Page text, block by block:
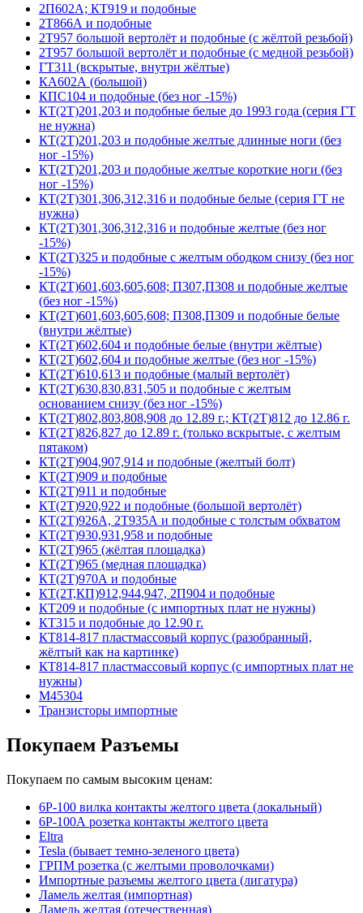
2П602А; КТ919 и подобные
2Т866А и подобные
2Т957 большой вертолёт и подобные (с жёлтой резьбой)
2Т957 большой вертолёт и подобные (с медной резьбой)
ГТ311 (вскрытые, внутри жёлтые)
КА602А (большой)
КПС104 и подобные (без ног -15%)
КТ(2Т)201,203 и подобные белые до 1993 года (серия ГТ
не нужна)
КТ(2Т)201,203 и подобные желтые длинные ноги (без
ног -15%)
КТ(2Т)201,203 и подобные желтые короткие ноги (без
ног -15%)
КТ(2Т)301,306,312,316 и подобные белые (серия ГТ не
нужна)
КТ(2Т)301,306,312,316 и подобные желтые (без ног
-15%)
КТ(2Т)325 и подобные с желтым ободком снизу (без ног
-15%)
КТ(2Т)601,603,605,608; П307,П308 и подобные желтые
(без ног -15%)
КТ(2Т)601,603,605,608; П308,П309 и подобные белые
(внутри жёлтые)
КТ(2Т)602,604 и подобные белые (внутри жёлтые)
КТ(2Т)602,604 и подобные желтые (без ног -15%)
КТ(2Т)610,613 и подобные (малый вертолёт)
КТ(2Т)630,830,831,505 и подобные с желтым
основанием снизу (без ног -15%)
КТ(2Т)802,803,808,908 до 12.89 г.; КТ(2Т)812 до 12.86 г.
КТ(2Т)826,827 до 12.89 г. (только вскрытые, с желтым
пятаком)
КТ(2Т)904,907,914 и подобные (желтый болт)
КТ(2Т)909 и подобные
КТ(2Т)911 и подобные
КТ(2Т)920,922 и подобные (большой вертолёт)
КТ(2Т)926А, 2Т935А и подобные с толстым обхватом
КТ(2Т)930,931,958 и подобные
КТ(2Т)965 (жёлтая площадка)
КТ(2Т)965 (медная площадка)
КТ(2Т)970А и подобные
КТ(2Т,КП)912,944,947, 2П904 и подобные
КТ209 и подобные (с импортных плат не нужны)
КТ315 и подобные до 12.90 г.
КТ814-817 пластмассовый корпус (разобранный,
жёлтый как на картинке)
КТ814-817 пластмассовый корпус (с импортных плат не
нужны)
М45304
Транзисторы импортные
Покупаем Разъемы
Покупаем по самым высоким ценам:
6Р-100 вилка контакты желтого цвета (локальный)
6Р-100А розетка контакты желтого цвета
Eltra
Tesla (бывает темно-зеленого цвета)
ГРПМ розетка (с желтыми проволочками)
Импортные разъемы желтого цвета (лигатура)
Ламель желтая (импортная)
Ламель желтая (отечественная)